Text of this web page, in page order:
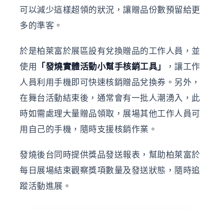
可以減少這樣超領的狀況，讓贈品份數預留給更
多的準客。
於是柏萊富於展區設有兌換贈品的工作人員，並
使用
「發燒實體活動小幫手核銷工具」
，讓工作
人員利用手機即可快速核銷贈品兌換券。另外，
在舞台活動結束後，通常會有一批人潮湧入，此
時如需處理大量贈品領取，展場其他工作人員可
用自己的手機，隨時支援核銷作業。
發燒後台同時提供獎品發送報表，幫助柏萊富於
每日展場結束觀察獎項數量及發送狀態，隨時追
蹤活動進展。